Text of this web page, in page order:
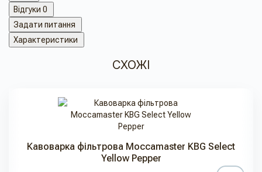
Відгуки 0
Задати питання
Характеристики
СХОЖІ
Кавоварка фільтрова Moccamaster KBG Select
Yellow Pepper